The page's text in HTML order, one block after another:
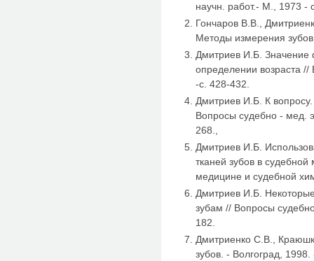
научн. работ.- М., 1973 -
Гончаров В.В.,
Методы измерения
Дмитриев И.Б. Значение
определении возраста
-с. 428-432.
Дмитриев И.Б. К
Вопросы судебно - мед.
268.,
Дмитриев И.Б.
тканей зубов в
медицине и судебной
Дмитриев И.Б.
зубам // Вопросы
182.
Дмитриенко С.В.,
зубов. - Волгоград,